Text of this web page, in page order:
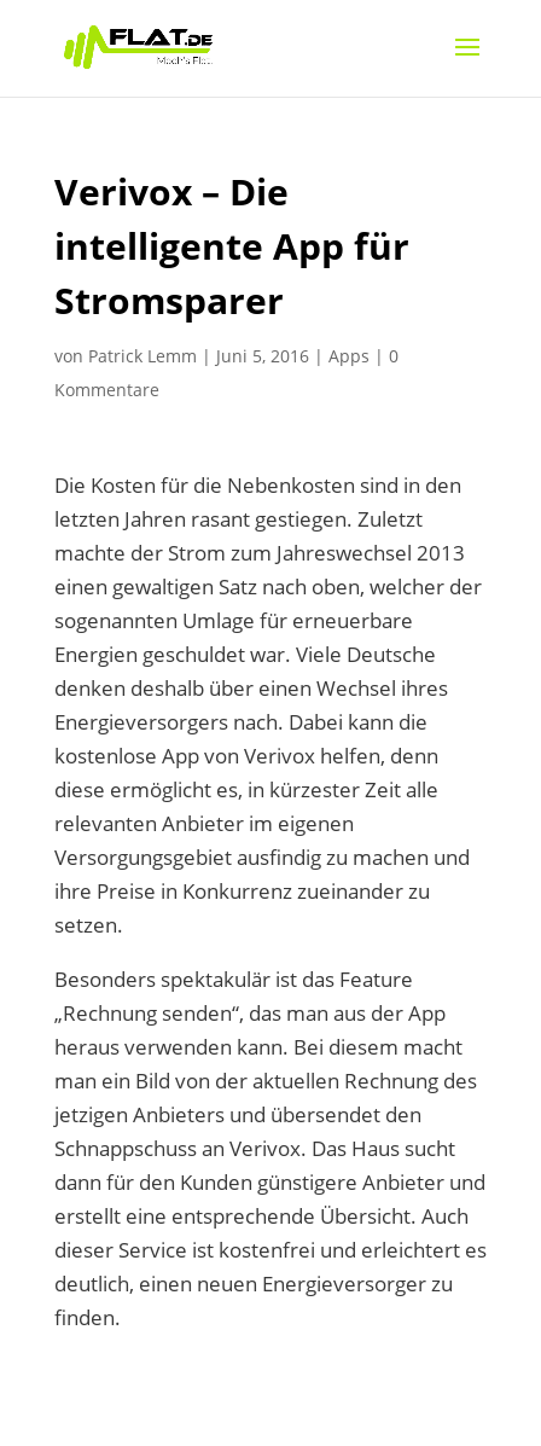
Verivox – Die
intelligente App für
Stromsparer
von Patrick Lemm | Juni 5, 2016| Apps | 0
Kommentare
Die Kosten für die Nebenkosten sind in den
letzten Jahren rasant gestiegen. Zuletzt
machte der Strom zum Jahreswechsel 2013
einen gewaltigen Satz nach oben, welcher der
sogenannten Umlage für erneuerbare
Energien geschuldet war. Viele Deutsche
denken deshalb über einen Wechsel ihres
Energieversorgers nach. Dabei kann die
kostenlose App von Verivox helfen, denn
diese ermöglicht es, in kürzester Zeit alle
relevanten Anbieter im eigenen
Versorgungsgebiet ausfindig zu machen und
ihre Preise in Konkurrenz zueinander zu
setzen.
Besonders spektakulär ist das Feature
„Rechnung senden“, das man aus der App
heraus verwenden kann. Bei diesem macht
man ein Bild von der aktuellen Rechnung des
jetzigen Anbieters und übersendet den
Schnappschuss an Verivox. Das Haus sucht
dann für den Kunden günstigere Anbieter und
erstellt eine entsprechende Übersicht. Auch
dieser Service ist kostenfrei und erleichtert es
deutlich, einen neuen Energieversorger zu
finden.